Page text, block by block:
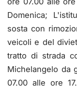
Domenica;
sosta con
veicoli e del
tratto di strada
Michelangelo da
07.00 alle ore